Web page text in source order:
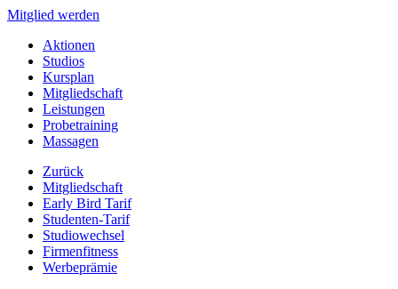
Mitglied werden
Aktionen
Studios
Kursplan
Mitgliedschaft
Leistungen
Probetraining
Massagen
Zurück
Mitgliedschaft
Early Bird Tarif
Studenten-Tarif
Studiowechsel
Firmenfitness
Werbeprämie